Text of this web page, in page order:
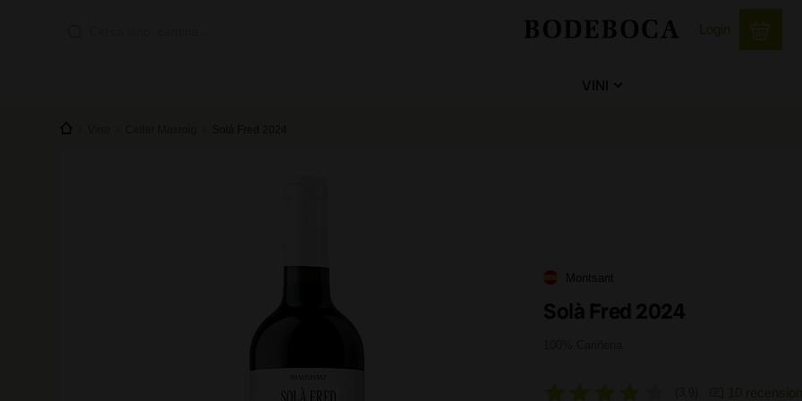
VINI
Montsant
Solà Fred 2024